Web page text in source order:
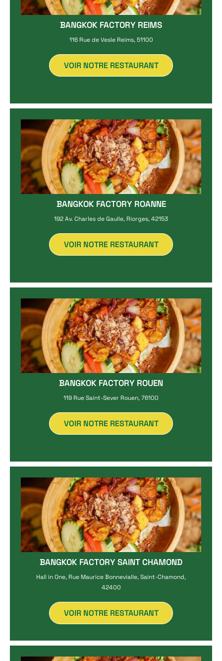
BANGKOK FACTORY REIMS
116 Rue de Vesle Reims, 51100
VOIR NOTRE RESTAURANT
BANGKOK FACTORY ROANNE
192 Av. Charles de Gaulle, Riorges, 42153
VOIR NOTRE RESTAURANT
BANGKOK FACTORY ROUEN
119 Rue Saint-Sever Rouen, 76100
VOIR NOTRE RESTAURANT
BANGKOK FACTORY SAINT CHAMOND
Hall in One, Rue Maurice Bonnevialle, Saint-Chamond,
42400
VOIR NOTRE RESTAURANT